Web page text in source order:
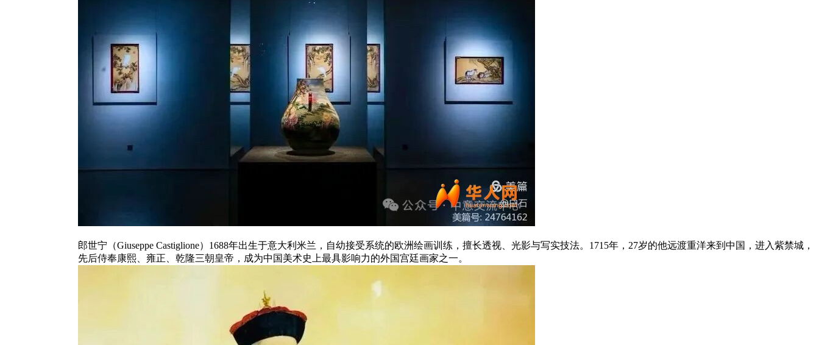
郎世宁（Giuseppe Castiglione）1688年出生于意大利米兰，自幼接受系统的欧洲绘画训练，擅长透视、光影与写实技法。1715年，27岁的他远渡重洋来到中国，进入紫禁城，
先后侍奉康熙、雍正、乾隆三朝皇帝，成为中国美术史上最具影响力的外国宫廷画家之一。